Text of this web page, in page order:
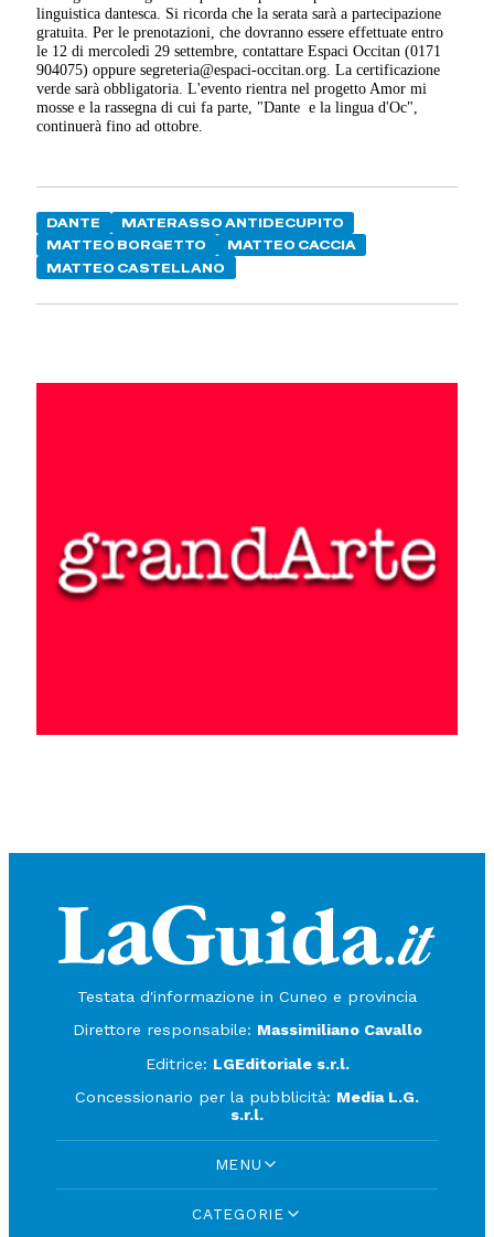
linguistica dantesca. Si ricorda che la serata sarà a partecipazione
gratuita. Per le prenotazioni, che dovranno essere effettuate entro
le 12 di mercoledì 29 settembre, contattare Espaci Occitan (0171
904075) oppure segreteria@espaci-occitan.org. La certificazione
verde sarà obbligatoria. L'evento rientra nel progetto Amor mi
mosse e la rassegna di cui fa parte, "Dante e la lingua d'Oc",
continuerà fino ad ottobre.
DANTE
MATERASSO ANTIDECUPITO
MATTEO BORGETTO
MATTEO CACCIA
MATTEO CASTELLANO
Testata d'informazione in Cuneo e provincia
Direttore responsabile: Massimiliano Cavallo
Editrice: LGEditoriale s.r.l.
Concessionario per la pubblicità: Media L.G.
s.r.l.
MENU
CATEGORIE